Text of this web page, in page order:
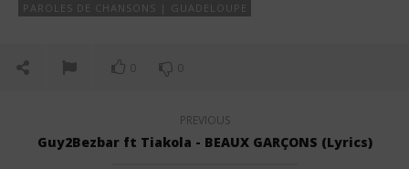
PAROLES DE CHANSONS | GUADELOUPE
0 0
PREVIOUS
Guy2Bezbar ft Tiakola - BEAUX GARÇONS (Lyrics)